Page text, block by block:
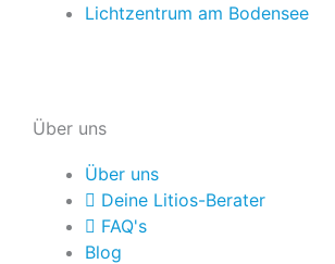
Lichtzentrum am Bodensee
Über uns
Über uns
Deine Litios-Berater
FAQ's
Blog